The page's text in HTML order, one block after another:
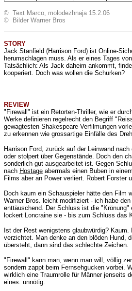
© Text Marco, molodezhnaja 15.2.06
© Bilder Warner Bros
STORY
Jack Stanfield (Harrison Ford) ist Online-
herumschlagen muss. Als er eines Tages
Tatsächlich: Als Jack daheim ankommt,
kooperiert. Doch was wollen die Schurken?
REVIEW
"Firewall" ist ein Retorten-Thriller, wie er
Werke definieren regelrecht den Begriff
gewagtesten Shakespeare-Verfilmungen
zu erkennen wie grossartige Einfälle des
Harrison Ford, zurück auf der Leinwand
oder stolpert über Gegenstände. Doch den
sonderlich gut ausgearbeitet ist. Gegen
nach Hostage abermals einen Buben in
Films aber an Power verliert. Robert Forster
Doch kaum ein Schauspieler hätte den Film
Warner Bros. leicht modifiziert - ich habe
enttäuschend. Der Schluss ist die
lockert Loncraine sie - bis zum Schluss das
Ist der Rest wenigstens glaubwürdig?
verzichtet. Man denke an den blöden Hund,
übersteht, dann sind das schlechte Zeichen.
"Firewall" kann man, wenn man will, völlig
sondern zappt beim Fernsehgucken vorbei.
wirklich eine Traumrolle für Männer jenseits
eines: unnötig.